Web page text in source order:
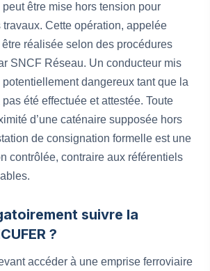
être mise hors tension pour
travaux. Cette opération, appelée
réalisée selon des procédures
SNCF Réseau. Un conducteur mis
potentiellement dangereux tant que la
pas été effectuée et attestée. Toute
d’une caténaire supposée hors
de consignation formelle est une
contrôlée, contraire aux référentiels
suivre la
?
accéder à une emprise ferroviaire